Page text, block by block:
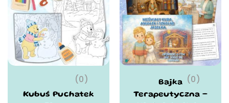
(0)
Kubuś Puchatek
(0)
Bajka
Terapeutyczna –